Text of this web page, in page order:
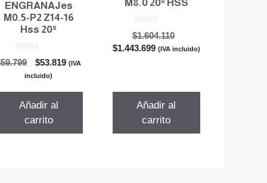
ENGRANAJes
M0.5-P2 Z14-16
Hss 20º
0
d
59.799
El
precio
era:
$59.799.
$53.819El(IVA
incluido)
Añadir al
carrito
M8.0 20º HSS
0
d
e
$1.604.110
precio
$1.443.699El(IVA incluido)
Añadir al
carrito